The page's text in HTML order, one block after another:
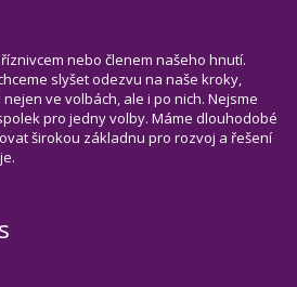
nebo členem našeho hnutí.
slyšet odezvu na naše kroky,
ve volbách, ale i po nich. Nejsme
pro jedny volby. Máme dlouhodobé
širokou základnu pro rozvoj a řešení